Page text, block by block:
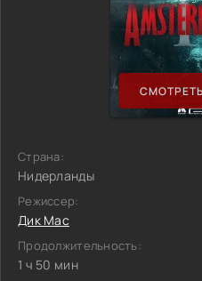
Страна:
Нидерланды
Режиссер:
Дик Мас
Продолжительность:
1 ч 50 мин